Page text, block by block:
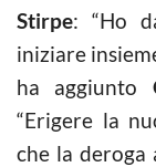
Stirpe: “Ho
iniziare
ha aggiunto
“Erigere la
che la deroga